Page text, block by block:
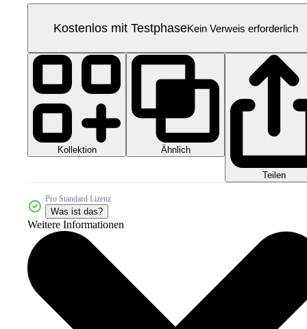
Kostenlos mit TestphaseKein Verweis erforderlich
Kollektion Ähnlich
Teilen
Pro Standard Lizenz
Was ist das?
Weitere Informationen